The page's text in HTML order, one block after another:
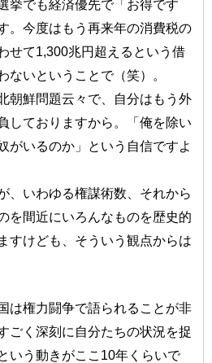
挙でも経済優先で「お得です
。今度はもう再来年の消費税の
せて1,300兆円超えるという借
ないということで（笑）。
朝鮮問題云々で、自分はもう外
しておりますから。「俺を除い
がいるのか」という自信ですよ
、いわゆる権謀術数、それから
を間近にいろんなものを歴史的
すけども、そういう観点からは
は権力闘争で語られることが非
ごく深刻に自分たちの状況を捉
いう動きがここ10年くらいで